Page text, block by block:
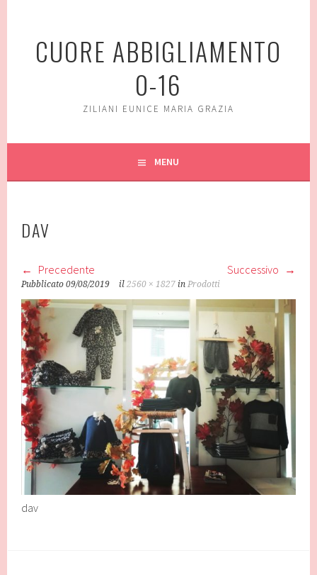
contenutoCUORE ABBIGLIAMENTO
0-16
ZILIANI EUNICE MARIA GRAZIA
MENU
DAV
Precedente Successivo
Pubblicato09/08/2019 il2560 × 1827 inProdotti
dav